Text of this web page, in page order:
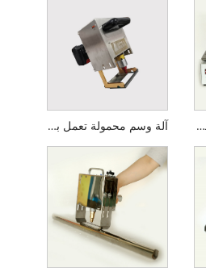
آلة وسم محمولة تعمل بالبطارية آلة الوسم المحمولة لأسطوانة الغاز